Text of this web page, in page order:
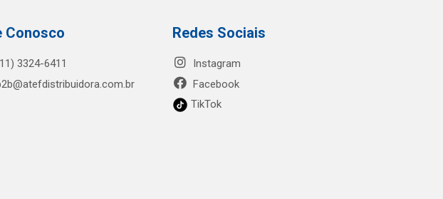
Conosco
3324-6411
Redes Sociais
Instagram
Facebook
TikTok